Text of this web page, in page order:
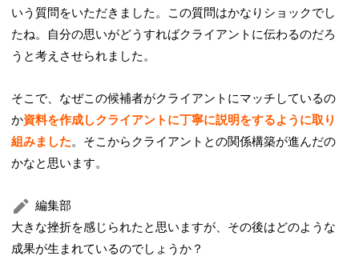
いう質問をいただきました。この質問はかなりショックでし
たね。自分の思いがどうすればクライアントに伝わるのだろ
うと考えさせられました。
そこで、なぜこの候補者がクライアントにマッチしているの
か資料を作成しクライアントに丁寧に説明をするように取り
組みました。そこからクライアントとの関係構築が進んだの
かなと思います。
編集部
大きな挫折を感じられたと思いますが、その後はどのような
成果が生まれているのでしょうか？